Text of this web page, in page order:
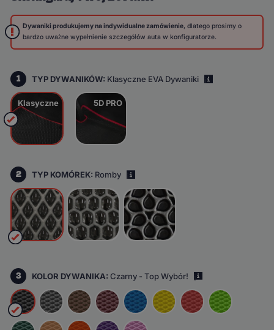
Dywaniki produkujemy na indywidualne zamówienie, dlatego prosimy o
bardzo uważne wypełnienie szczegółów auta w konfiguratorze.
1 TYP DYWANIKÓW: Klasyczne EVA Dywaniki
Klasyczne 5D PRO
2 TYP KOMÓREK: Romby
3 KOLOR DYWANIKA:Czarny - Top Wybór! i